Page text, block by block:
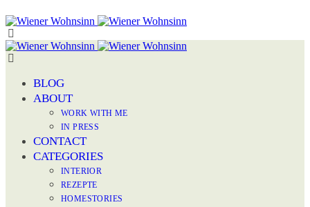
BLOG
ABOUT
WORK WITH ME
IN PRESS
CONTACT
CATEGORIES
INTERIOR
REZEPTE
HOMESTORIES